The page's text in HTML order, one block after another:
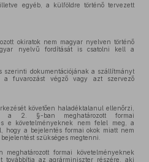
egyéb, a külföldre történő tervezett
okiratok nem magyar nyelven történő
nyelvű fordítását is csatolni kell a
szerinti dokumentációjának a szállítmányt
fuvarozást végző vagy azt szervező
követően haladéktalanul ellenőrzi,
a 2. §-ban meghatározott formai
e követelményeknek nem felel meg, a
hogy a bejelentés formai okok miatt nem
szükséges megtenni.
formai követelményeknek
továbbítja az agrárminiszter részére, aki